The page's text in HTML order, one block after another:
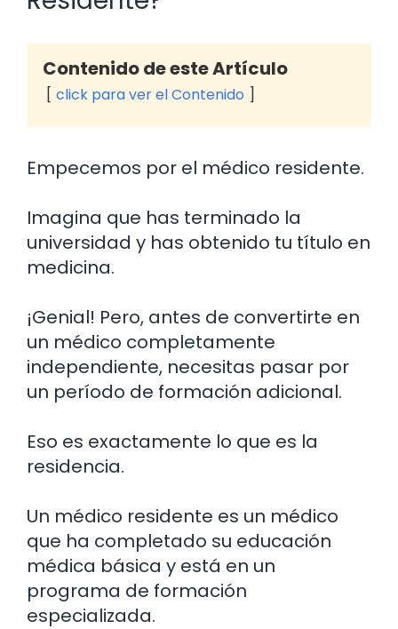
Contenido de este Artículo
click para ver el Contenido
Empecemos por el médico residente.
Imagina que has terminado la
universidad y has obtenido tu título en
medicina.
¡Genial! Pero, antes de convertirte en
un médico completamente
independiente, necesitas pasar por
un período de formación adicional.
Eso es exactamente lo que es la
residencia.
Un médico residente es un médico
que ha completado su educación
médica básica y está en un
programa de formación
especializada.